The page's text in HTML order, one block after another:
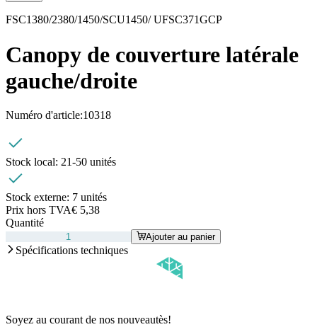
FSC1380/2380/1450/SCU1450/ UFSC371GCP
Canopy de couverture latérale
gauche/droite
Numéro d'article:10318
Stock local: 21-50 unités
Stock externe: 7 unités
Prix hors TVA€ 5,38
Quantité
Ajouter au panier
Spécifications techniques
Soyez au courant de nos nouveautès!